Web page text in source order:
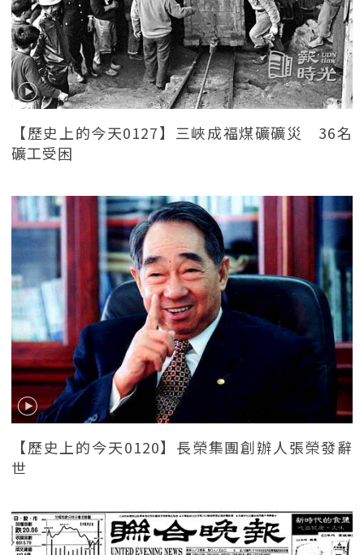
【歷史上的今天0127】三峽成福煤礦礦災 36名
礦工受困
【歷史上的今天0120】長榮集團創辦人張榮發辭
世